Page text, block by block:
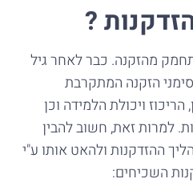
?
מהזקנה. כבר לאחר גיל
הזקנה המתקרבת
ויכולת הלמידה וכן
למרות זאת, חשוב להבין
ההזדקנות ולהאט אותו ע"י
השכיחים: